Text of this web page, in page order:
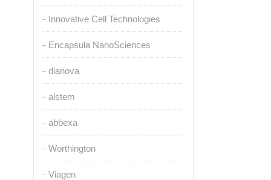
Innovative Cell Technologies
Encapsula NanoSciences
dianova
alstem
abbexa
Worthington
Viagen